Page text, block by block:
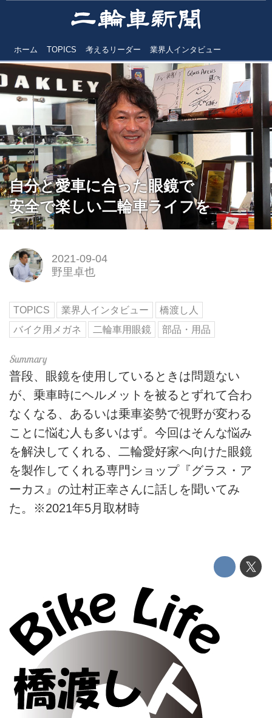
ホーム TOPICS 考えるリーダー 業界人インタビュー
自分と愛車に合った眼鏡で
安全で楽しい二輪車ライフを
2021-09-04
野里卓也
TOPICS 業界人インタビュー
橋渡し人
バイク用メガネ
二輪車用眼鏡 部品・用品
普段、眼鏡を使用しているときは問題ない
が、乗車時にヘルメットを被るとずれて合わ
なくなる、あるいは乗車姿勢で視野が変わる
ことに悩む人も多いはず。今回はそんな悩み
を解決してくれる、二輪愛好家へ向けた眼鏡
を製作してくれる専門ショップ『グラス・ア
ーカス』の辻村正幸さんに話しを聞いてみ
た。※2021年5月取材時